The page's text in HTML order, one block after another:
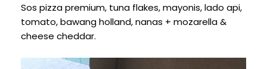
Sos pizza premium, tuna flakes, mayonis, lado api,
tomato, bawang holland, nanas + mozarella &
cheese cheddar.